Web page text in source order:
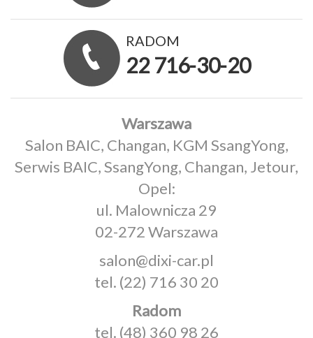
RADOM
22 716-30-20
Warszawa
Salon BAIC, Changan, KGM SsangYong,
Serwis BAIC, SsangYong, Changan, Jetour,
Opel:
ul. Malownicza 29
02-272 Warszawa
salon@dixi-car.pl
tel. (22) 716 30 20
Radom
tel. (48) 360 98 26